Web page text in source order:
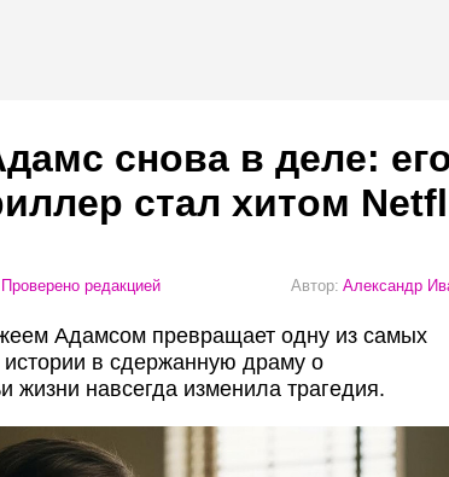
снова в деле:
стал хитом
Проверено редакцией Автор: Александр
Адамсом превращает одну из самых
в сдержанную драму о
жизни навсегда изменила трагедия.